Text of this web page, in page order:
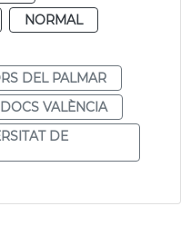
NORMAL
DEL PALMAR
DOCS VALÈNCIA
DE